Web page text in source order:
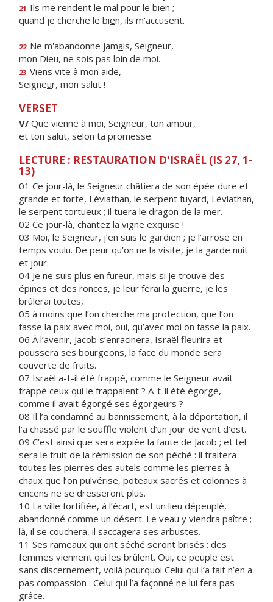
21 Ils me rendent le mal pour le bien ;
quand je cherche le bien, ils m'accusent.
22 Ne m'abandonne jamais, Seigneur,
mon Dieu, ne sois pas loin de moi.
23 Viens vite à mon aide,
Seigneur, mon salut !
VERSET
V/ Que vienne à moi, Seigneur, ton amour,
et ton salut, selon ta promesse.
LECTURE : RESTAURATION D'ISRAËL (IS 27, 1-
13)
01 Ce jour-là, le Seigneur châtiera de son épée dure et
grande et forte, Léviathan, le serpent fuyard, Léviathan,
le serpent tortueux ; il tuera le dragon de la mer.
02 Ce jour-là, chantez la vigne exquise !
03 Moi, le Seigneur, j’en suis le gardien ; je l’arrose en
temps voulu. De peur qu’on ne la visite, je la garde nuit
et jour.
04 Je ne suis plus en fureur, mais si je trouve des
épines et des ronces, je leur ferai la guerre, je les
brûlerai toutes,
05 à moins que l’on cherche ma protection, que l’on
fasse la paix avec moi, oui, qu’avec moi on fasse la paix.
06 À l’avenir, Jacob s’enracinera, Israël fleurira et
poussera ses bourgeons, la face du monde sera
couverte de fruits.
07 Israël a-t-il été frappé, comme le Seigneur avait
frappé ceux qui le frappaient ? A-t-il été égorgé,
comme il avait égorgé ses égorgeurs ?
08 Il l’a condamné au bannissement, à la déportation, il
l’a chassé par le souffle violent d’un jour de vent d’est.
09 C’est ainsi que sera expiée la faute de Jacob ; et tel
sera le fruit de la rémission de son péché : il traitera
toutes les pierres des autels comme les pierres à
chaux que l’on pulvérise, poteaux sacrés et colonnes à
encens ne se dresseront plus.
10 La ville fortifiée, à l’écart, est un lieu dépeuplé,
abandonné comme un désert. Le veau y viendra paître ;
là, il se couchera, il saccagera ses arbustes.
11 Ses rameaux qui ont séché seront brisés : des
femmes viennent qui les brûlent. Oui, ce peuple est
sans discernement, voilà pourquoi Celui qui l’a fait n’en a
pas compassion : Celui qui l’a façonné ne lui fera pas
grâce.